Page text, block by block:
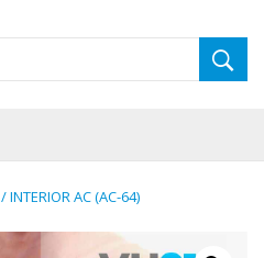
/ INTERIOR AC (AC-64)